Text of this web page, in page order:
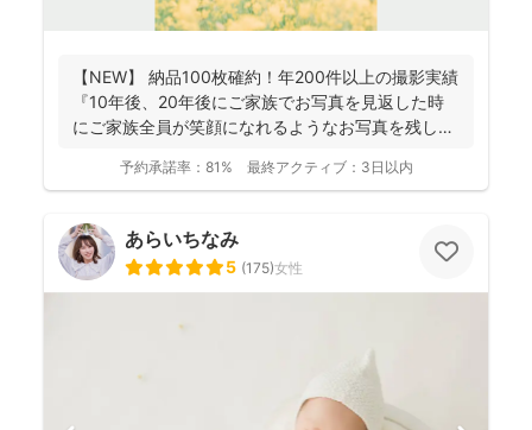
【NEW】 納品100枚確約！年200件以上の撮影実績
『10年後、20年後にご家族でお写真を見返した時
にご家族全員が笑顔になれるようなお写真を残し
予約承諾率： 81% 最終アクティブ： 3日以内
あらいちなみ
5 (175)女性